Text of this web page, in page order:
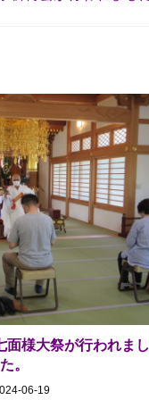
面様大祭が行われまし
た。
06-19